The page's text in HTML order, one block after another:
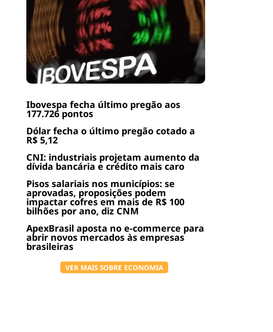
Ibovespa fecha último pregão aos
177.726 pontos
Dólar fecha o último pregão cotado a
R$ 5,12
CNI: industriais projetam aumento da
dívida bancária e crédito mais caro
Pisos salariais nos municípios: se
aprovadas, proposições podem
impactar cofres em mais de R$ 100
bilhões por ano, diz CNM
ApexBrasil aposta no e-commerce para
abrir novos mercados às empresas
brasileiras
VER MAIS SOBRE ECONOMIA